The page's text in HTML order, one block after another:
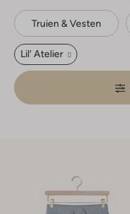
Truien & Vesten
Lil' Atelier